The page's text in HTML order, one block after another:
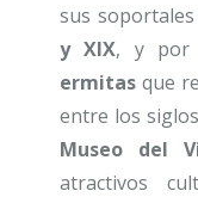
sus
y XIX, y por
ermitas que
entre los
Museo del
atractivos